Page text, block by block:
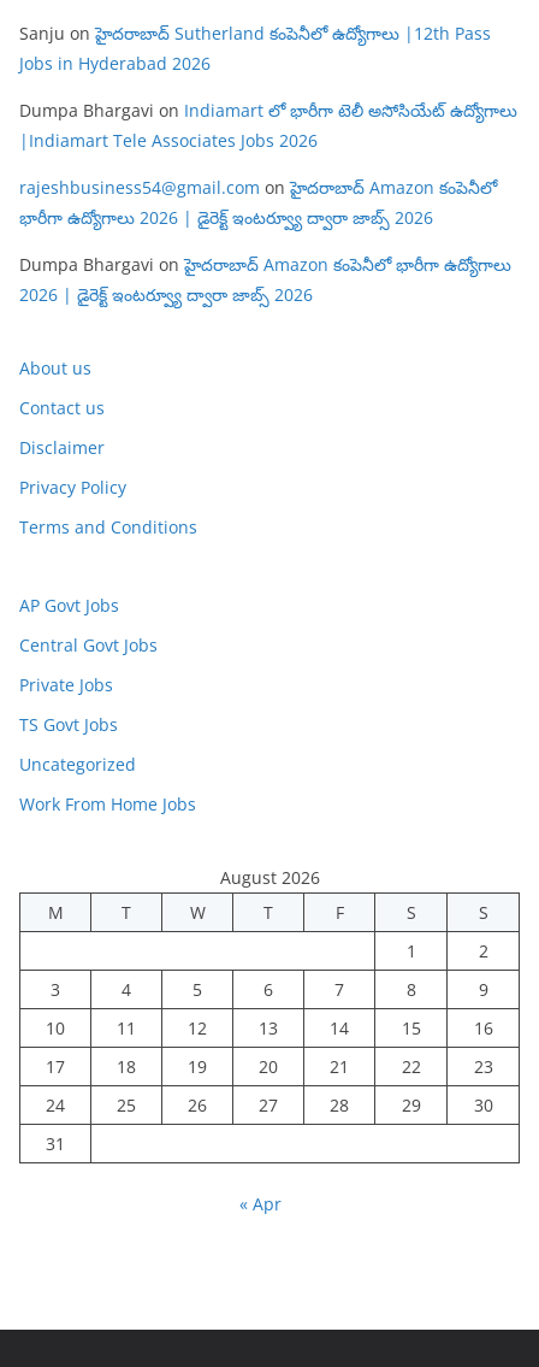
Sanju onహైదరాబాద్ Sutherland కంపెనీలో ఉద్యోగాలు |12th Pass
Jobs in Hyderabad 2026
Dumpa Bhargavi on Indiamart లో భారీగా టెలీ అసోసియేట్ ఉద్యోగాలు
|Indiamart Tele Associates Jobs 2026
rajeshbusiness54@gmail.com onహైదరాబాద్ Amazon కంపెనీలో
భారీగా ఉద్యోగాలు 2026 | డైరెక్ట్ ఇంటర్వ్యూ ద్వారా జాబ్స్ 2026
Dumpa Bhargavi onహైదరాబాద్ Amazon కంపెనీలో భారీగా ఉద్యోగాలు
2026 | డైరెక్ట్ ఇంటర్వ్యూ ద్వారా జాబ్స్ 2026
About us
Contact us
Disclaimer
Privacy Policy
Terms and Conditions
AP Govt Jobs
Central Govt Jobs
Private Jobs
TS Govt Jobs
Uncategorized
Work From Home Jobs
August 2026
M
T W T F S
S
1
2
3
4 5 6 7 8
9
10
11 12 13 14 15
16
17
18 19 20 21 22
23
24
25 26 27 28 29
30
31
« Apr